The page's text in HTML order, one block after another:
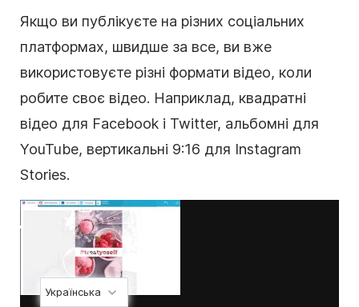
Якщо ви публікуєте на різних соціальних
платформах, швидше за все, ви вже
використовуєте різні формати відео, коли
робите своє відео. Наприклад, квадратні
відео для Facebook і Twitter, альбомні для
YouTube, вертикальні 9:16 для Instagram
Stories.
Українська